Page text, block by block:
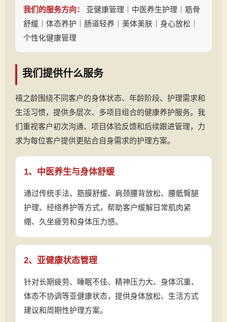
我们的服务方向：
亚健康管理｜中医养生护理｜筋骨
舒缓｜体态养护｜肠道轻养｜美体美肤｜身心放松｜
个性化健康管理
我们提供什么服务
禧之龄围绕不同客户的身体状态、年龄阶段、护理需求和
生活习惯，提供多层次、多项目组合的健康养护服务。我
们重视客户初次沟通、项目体验反馈和后续跟进管理，力
求为每位客户提供更贴合自身需求的护理方案。
1、中医养生与身体舒缓
通过传统手法、筋膜舒缓、肩颈腰背放松、腰骶臀腿
护理、经络养护等方式，帮助客户缓解日常肌肉紧
绷、久坐疲劳和身体压力感。
2、亚健康状态管理
针对长期疲劳、睡眠不佳、精神压力大、身体沉重、
体态不协调等亚健康状态，提供身体放松、生活方式
建议和周期性护理方案。